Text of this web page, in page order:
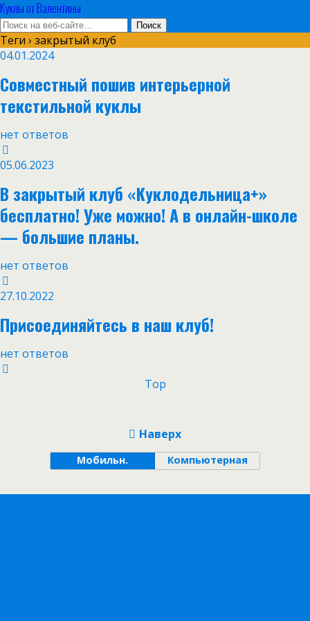
Куклы от Валентины
Теги › закрытый клуб
04.01.2024
Совместный пошив интерьерной
текстильной куклы
нет ответов
05.06.2023
В закрытый клуб «Куклодельница+»
бесплатно! Уже можно! А в онлайн-школе
— большие планы.
нет ответов
27.10.2022
Присоединяйтесь в наш клуб!
нет ответов
Top
Наверх
Мобильн. Компьютерная